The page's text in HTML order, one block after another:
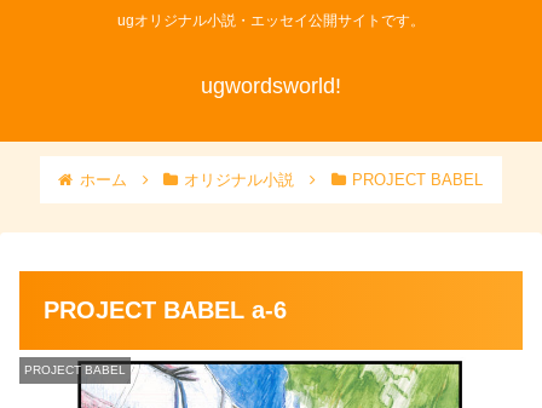
ugオリジナル小説・エッセイ公開サイトです。
ugwordsworld!
ホーム オリジナル小説 PROJECT BABEL
PROJECT BABEL a-6
PROJECT BABEL